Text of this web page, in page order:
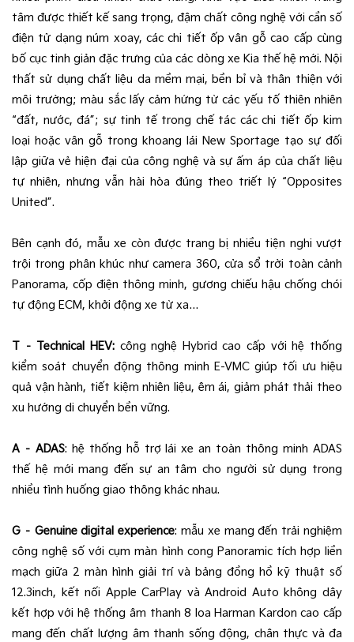
tâm được thiết kế sang trọng, đậm chất công nghệ với cần số
điện tử dạng núm xoay, các chi tiết ốp vân gỗ cao cấp cùng
bố cục tinh giản đặc trưng của các dòng xe Kia thế hệ mới. Nội
thất sử dụng chất liệu da mềm mại, bền bỉ và thân thiện với
môi trường; màu sắc lấy cảm hứng từ các yếu tố thiên nhiên
“đất, nước, đá”; sự tinh tế trong chế tác các chi tiết ốp kim
loại hoặc vân gỗ trong khoang lái New Sportage tạo sự đối
lập giữa vẻ hiện đại của công nghệ và sự ấm áp của chất liệu
tự nhiên, nhưng vẫn hài hòa đúng theo triết lý “Opposites
United”.
Bên cạnh đó, mẫu xe còn được trang bị nhiều tiện nghi vượt
trội trong phân khúc như camera 360, cửa sổ trời toàn cảnh
Panorama, cốp điện thông minh, gương chiếu hậu chống chói
tự động ECM, khởi động xe từ xa…
T – Technical HEV:công nghệ Hybrid cao cấp với hệ thống
kiểm soát chuyển động thông minh E-VMC giúp tối ưu hiệu
quả vận hành, tiết kiệm nhiên liệu, êm ái, giảm phát thải theo
xu hướng di chuyển bền vững.
A – ADAS: hệ thống hỗ trợ lái xe an toàn thông minh ADAS
thế hệ mới mang đến sự an tâm cho người sử dụng trong
nhiều tình huống giao thông khác nhau.
G – Genuine digital experience: mẫu xe mang đến trải nghiệm
công nghệ số với cụm màn hình cong Panoramic tích hợp liền
mạch giữa 2 màn hình giải trí và bảng đồng hồ kỹ thuật số
12.3inch, kết nối Apple CarPlay và Android Auto không dây
kết hợp với hệ thống âm thanh 8 loa Harman Kardon cao cấp
mang đến chất lượng âm thanh sống động, chân thực và đa